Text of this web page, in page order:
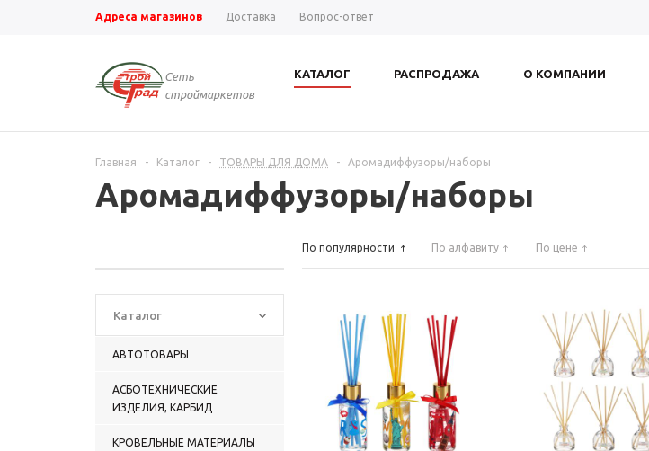
Адреса магазинов Доставка Вопрос-ответ
Сеть
строймаркетов
КАТАЛОГ РАСПРОДАЖА О КОМПАНИИ
Главная - Каталог - ТОВАРЫ ДЛЯ ДОМА - Аромадиффузоры/наборы
Аромадиффузоры/наборы
Каталог
АВТОТОВАРЫ
АСБОТЕХНИЧЕСКИЕ
ИЗДЕЛИЯ, КАРБИД
КРОВЕЛЬНЫЕ МАТЕРИАЛЫ
По популярности По алфавиту По цене